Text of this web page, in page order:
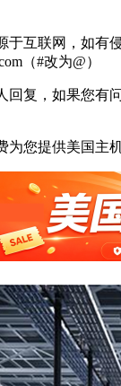
于互联网，如有
（#改为@）
回复，如果您有
为您提供美国主